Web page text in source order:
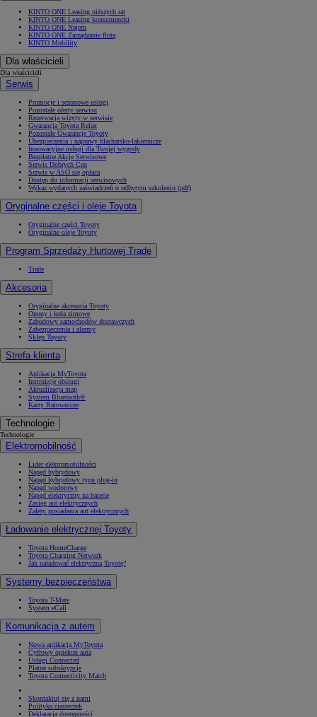
KINTO ONE Leasing niższych rat
KINTO ONE Leasing konsumencki
KINTO ONE Najem
KINTO ONE Zarządzanie flotą
KINTO Mobility
Dla właścicieli
Dla właścicieli
Serwis
Promocje i sezonowe usługi
Pozostałe oferty serwisu
Rezerwacja wizyty w serwisie
Gwarancja Toyota Relax
Pozostałe Gwarancje Toyoty
Ubezpieczenia i naprawy blacharsko-lakiernicze
Innowacyjne usługi dla Twojej wygody
Bezpłatne Akcje Serwisowe
Serwis Dobrych Cen
Serwis w ASO się opłaca
Dostęp do informacji serwisowych
Wykaz wydanych zaświadczeń o odbytym szkoleniu (pdf)
Oryginalne części i oleje Toyota
Oryginalne części Toyoty
Oryginalne oleje Toyoty
Program Sprzedaży Hurtowej Trade
Trade
Akcesoria
Oryginalne akcesoria Toyoty
Opony i koła zimowe
Zabudowy samochodów dostawczych
Zabezpieczenia i alarmy
Sklep Toyoty
Strefa klienta
Aplikacja MyToyota
Instrukcje obsługi
Aktualizacja map
System Bluetooth®
Karty Ratownicze
Technologie
Technologie
Elektromobilność
Lider elektromobilności
Napęd hybrydowy
Napęd hybrydowy typu plug-in
Napęd wodorowy
Napęd elektryczny na baterię
Zasięg aut elektrycznych
Zalety posiadania aut elektrycznych
Ładowanie elektrycznej Toyoty
Toyota HomeCharge
Toyota Charging Network
Jak naładować elektryczną Toyotę?
Systemy bezpieczeństwa
Toyota T-Mate
System eCall
Komunikacja z autem
Nowa aplikacja MyToyota
Cyfrowy opiekun auta
Usługi Connected
Płatne subskrypcje
Toyota Connectivity Match
Skontaktuj się z nami
Polityka ciasteczek
Deklaracja dostępności